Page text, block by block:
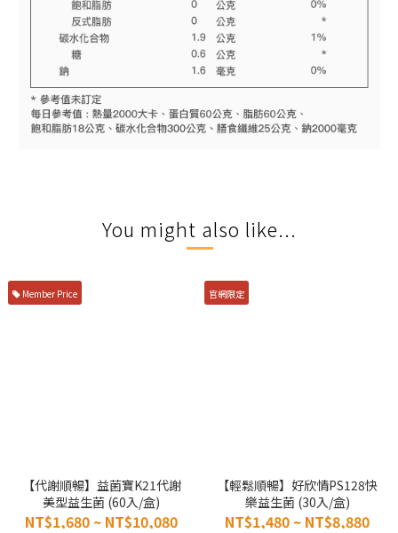
You might also like...
Member Price
【代謝順暢】益菌寶K21代謝
美型益生菌 (60入/盒)
NT$1,680 ~ NT$10,080
官網限定
【輕鬆順暢】好欣情PS128快
樂益生菌 (30入/盒)
NT$1,480 ~ NT$8,880